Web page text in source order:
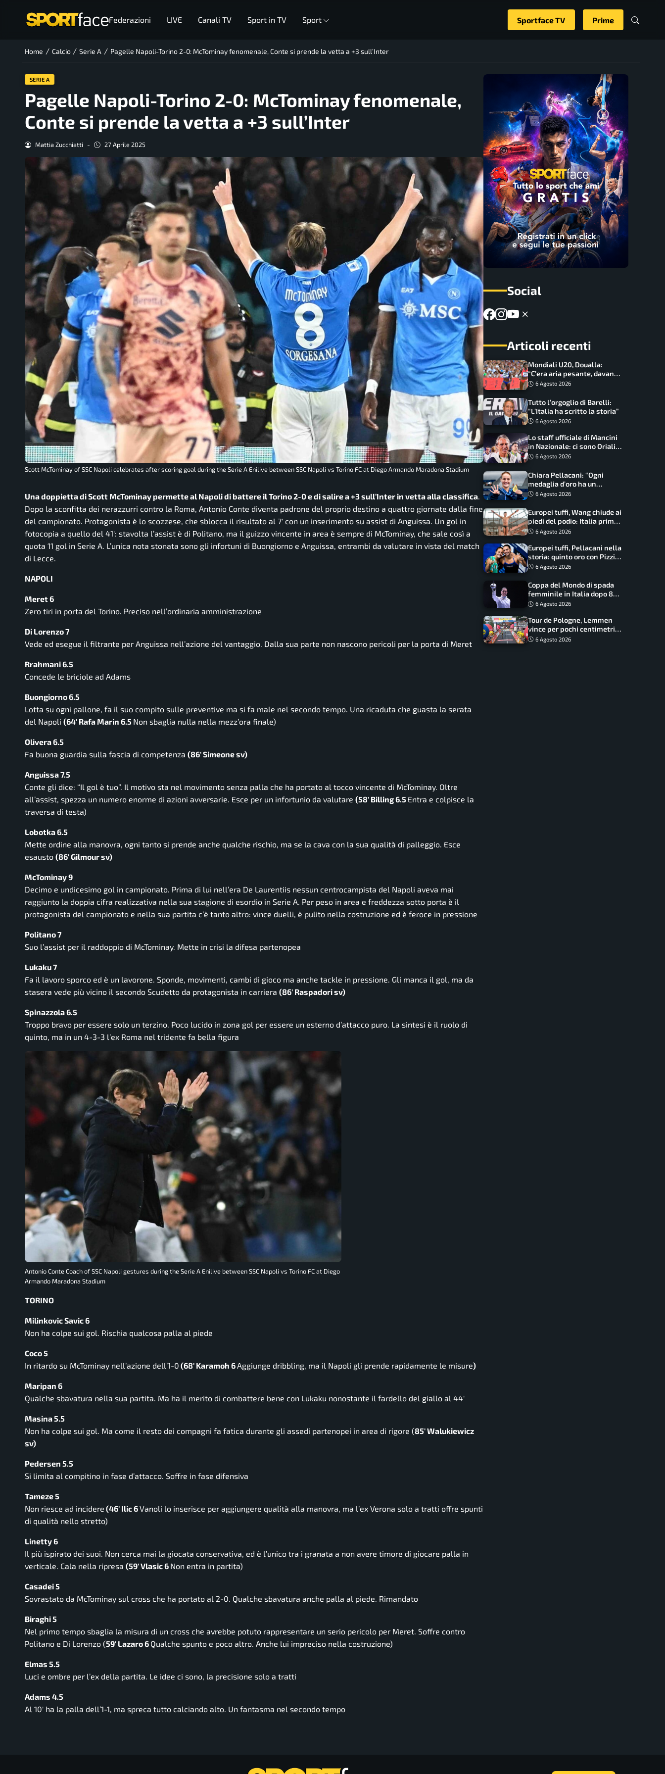
Federazioni LIVE Canali TV Sport in TV Sport Sportface TV Prime
Home / Calcio / Serie A / Pagelle Napoli-Torino 2-0: McTominay fenomenale, Conte si prende la vetta a +3 sull’Inter
SERIE A
Pagelle Napoli-Torino 2-0: McTominay fenomenale,
Conte si prende la vetta a +3 sull’Inter
Mattia Zucchiatti - 27 Aprile 2025
Scott McTominay of SSC Napoli celebrates after scoring goal during the Serie A Enilive between SSC Napoli vs Torino FC at Diego Armando Maradona Stadium
Una doppietta di Scott McTominay permette al Napoli di battere il Torino 2-0 e di salire a +3 sull’Inter in vetta alla classifica.
Dopo la sconfitta dei nerazzurri contro la Roma, Antonio Conte diventa padrone del proprio destino a quattro giornate dalla fine
del campionato. Protagonista è lo scozzese, che sblocca il risultato al 7′ con un inserimento su assist di Anguissa. Un gol in
fotocopia a quello del 41′: stavolta l’assist è di Politano, ma il guizzo vincente in area è sempre di McTominay, che sale così a
quota 11 gol in Serie A. L’unica nota stonata sono gli infortuni di Buongiorno e Anguissa, entrambi da valutare in vista del match
di Lecce.
NAPOLI
Meret 6
Zero tiri in porta del Torino. Preciso nell’ordinaria amministrazione
Di Lorenzo 7
Vede ed esegue il filtrante per Anguissa nell’azione del vantaggio. Dalla sua parte non nascono pericoli per la porta di Meret
Rrahmani 6.5
Concede le briciole ad Adams
Buongiorno 6.5
Lotta su ogni pallone, fa il suo compito sulle preventive ma si fa male nel secondo tempo. Una ricaduta che guasta la serata
del Napoli (64′ Rafa Marin 6.5 Non sbaglia nulla nella mezz’ora finale)
Olivera 6.5
Fa buona guardia sulla fascia di competenza (86′ Simeone sv)
Anguissa 7.5
Conte gli dice: “Il gol è tuo”. Il motivo sta nel movimento senza palla che ha portato al tocco vincente di McTominay. Oltre
all’assist, spezza un numero enorme di azioni avversarie. Esce per un infortunio da valutare (58′ Billing 6.5 Entra e colpisce la
traversa di testa)
Lobotka 6.5
Mette ordine alla manovra, ogni tanto si prende anche qualche rischio, ma se la cava con la sua qualità di palleggio. Esce
esausto (86′ Gilmour sv)
McTominay 9
Decimo e undicesimo gol in campionato. Prima di lui nell’era De Laurentiis nessun centrocampista del Napoli aveva mai
raggiunto la doppia cifra realizzativa nella sua stagione di esordio in Serie A. Per peso in area e freddezza sotto porta è il
protagonista del campionato e nella sua partita c’è tanto altro: vince duelli, è pulito nella costruzione ed è feroce in pressione
Politano 7
Suo l’assist per il raddoppio di McTominay. Mette in crisi la difesa partenopea
Lukaku 7
Fa il lavoro sporco ed è un lavorone. Sponde, movimenti, cambi di gioco ma anche tackle in pressione. Gli manca il gol, ma da
stasera vede più vicino il secondo Scudetto da protagonista in carriera (86′ Raspadori sv)
Spinazzola 6.5
Troppo bravo per essere solo un terzino. Poco lucido in zona gol per essere un esterno d’attacco puro. La sintesi è il ruolo di
quinto, ma in un 4-3-3 l’ex Roma nel tridente fa bella figura
Antonio Conte Coach of SSC Napoli gestures during the Serie A Enilive between SSC Napoli vs Torino FC at Diego
Armando Maradona Stadium
TORINO
Milinkovic Savic 6
Non ha colpe sui gol. Rischia qualcosa palla al piede
Coco 5
In ritardo su McTominay nell’azione dell’1-0 (68′ Karamoh 6Aggiunge dribbling, ma il Napoli gli prende rapidamente le misure)
Maripan 6
Qualche sbavatura nella sua partita. Ma ha il merito di combattere bene con Lukaku nonostante il fardello del giallo al 44′
Masina 5.5
Non ha colpe sui gol. Ma come il resto dei compagni fa fatica durante gli assedi partenopei in area di rigore (85′ Walukiewicz
sv)
Pedersen 5.5
Si limita al compitino in fase d’attacco. Soffre in fase difensiva
Tameze 5
Non riesce ad incidere (46′ Ilic 6Vanoli lo inserisce per aggiungere qualità alla manovra, ma l’ex Verona solo a tratti offre spunti
di qualità nello stretto)
Linetty 6
Il più ispirato dei suoi. Non cerca mai la giocata conservativa, ed è l’unico tra i granata a non avere timore di giocare palla in
verticale. Cala nella ripresa (59′ Vlasic 6 Non entra in partita)
Casadei 5
Sovrastato da McTominay sul cross che ha portato al 2-0. Qualche sbavatura anche palla al piede. Rimandato
Biraghi 5
Nel primo tempo sbaglia la misura di un cross che avrebbe potuto rappresentare un serio pericolo per Meret. Soffre contro
Politano e Di Lorenzo (59′ Lazaro 6 Qualche spunto e poco altro. Anche lui impreciso nella costruzione)
Elmas 5.5
Luci e ombre per l’ex della partita. Le idee ci sono, la precisione solo a tratti
Adams 4.5
Al 10′ ha la palla dell’1-1, ma spreca tutto calciando alto. Un fantasma nel secondo tempo
Social
Articoli recenti
Mondiali U20, Doualla:
“C’era aria pesante, davano
le mascherine! Finale? Non
6 Agosto 2026
Tutto l’orgoglio di Barelli:
“L’Italia ha scritto la storia”
6 Agosto 2026
Lo staff ufficiale di Mancini
in Nazionale: ci sono Oriali e
Bonucci, confermato un
6 Agosto 2026
Chiara Pellacani: “Ogni
medaglia d’oro ha un
significato diverso. Ho fatto
6 Agosto 2026
Europei tuffi, Wang chiude ai
piedi del podio: Italia prima
nel medagliere
6 Agosto 2026
Europei tuffi, Pellacani nella
storia: quinto oro con Pizzini
nel sincro da 3 metri
6 Agosto 2026
Coppa del Mondo di spada
femminile in Italia dopo 8
anni, Alberta Santuccio: “Il
frutti”
6 Agosto 2026
Tour de Pologne, Lemmen
vince per pochi centimetri
su Scaroni: maxi-caduta e
6 Agosto 2026